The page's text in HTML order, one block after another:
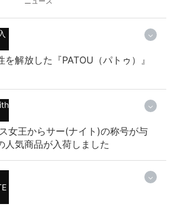
解放した『PATOU（パトゥ）』
女王からサー(ナイト)の称号が与
人気商品が入荷しました